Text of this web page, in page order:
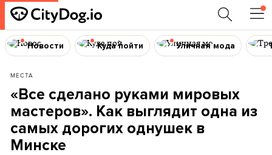
Новости Куда пойти Уличная мода
МЕСТА
«Все сделано руками мировых
мастеров». Как выглядит одна из
самых дорогих однушек в
Минске